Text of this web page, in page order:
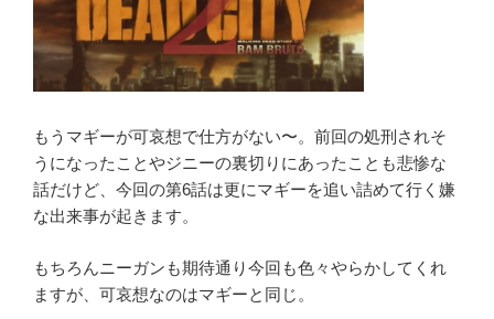
8
話
タ
レ
あ
ら
す
考
察
もうマギーが可哀想で仕方がない〜。前回の処刑されそ
うになったことやジニーの裏切りにあったことも悲惨な
話だけど、今回の第6話は更にマギーを追い詰めて行く嫌
な出来事が起きます。
もちろんニーガンも期待通り今回も色々やらかしてくれ
ますが、可哀想なのはマギーと同じ。